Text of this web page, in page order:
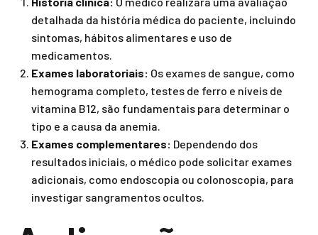
detalhada da história médica do paciente, incluindo
sintomas, hábitos alimentares e uso de
medicamentos.
Exames laboratoriais: Os exames de sangue, como
hemograma completo, testes de ferro e níveis de
vitamina B12, são fundamentais para determinar o
tipo e a causa da anemia.
Exames complementares: Dependendo dos
resultados iniciais, o médico pode solicitar exames
adicionais, como endoscopia ou colonoscopia, para
investigar sangramentos ocultos.